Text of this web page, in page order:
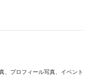
、プロフィール写真、イベント